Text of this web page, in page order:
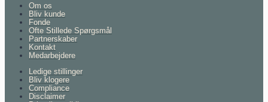
Om os
Bliv kunde
Fonde
Ofte Stillede Spørgsmål
Partnerskaber
Kontakt
Medarbejdere
Ledige stillinger
Bliv klogere
Compliance
Disclaimer